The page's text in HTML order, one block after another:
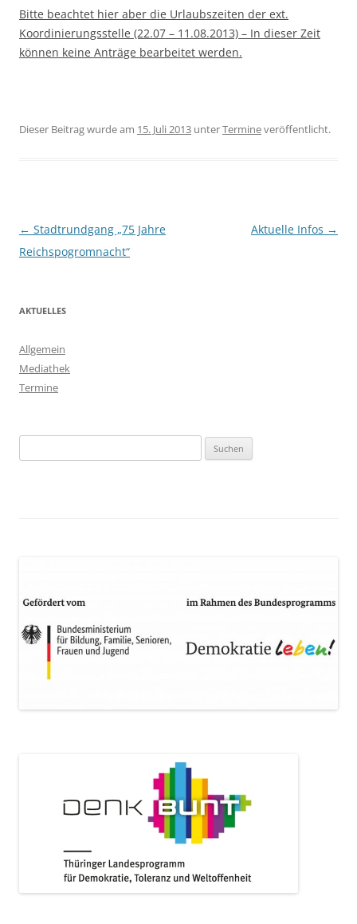
Bitte beachtet hier aber die Urlaubszeiten der ext.
Koordinierungsstelle (22.07 – 11.08.2013) – In dieser Zeit
können keine Anträge bearbeitet werden.
Dieser Beitrag wurde am 15. Juli 2013 unterTermineveröffentlicht.
Beitragsnavigation
← Stadtrundgang „75 Jahre
Reichspogromnacht“
Aktuelle Infos →
AKTUELLES
Allgemein
Mediathek
Termine
nach: